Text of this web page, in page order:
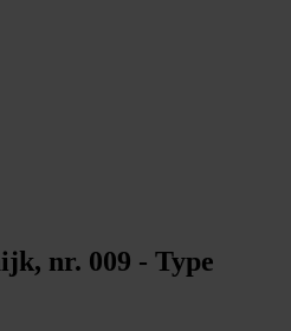
nr. 009 - Type